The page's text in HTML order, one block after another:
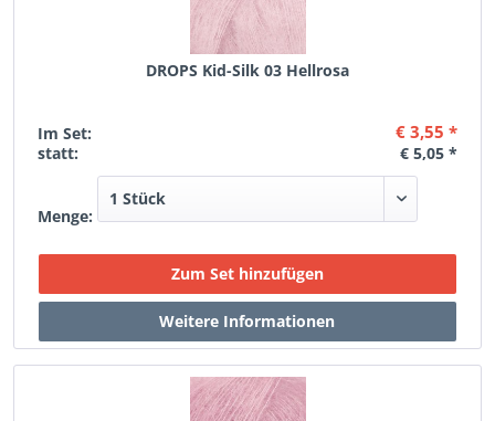
DROPS Kid-Silk 03 Hellrosa
Im Set: € 3,55 *
statt: € 5,05 *
Menge: